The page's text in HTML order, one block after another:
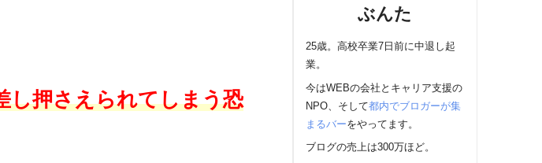
し押さえられてしまう恐
ぶんた
25歳。高校卒業7日前に中退し起
業。
今はWEBの会社とキャリア支援の
NPO、そして都内でブロガーが集
まるバーをやってます。
ブログの売上は300万ほど。